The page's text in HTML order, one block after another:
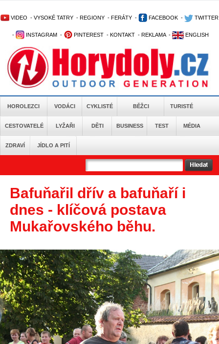
VIDEO - VYSOKÉ TATRY - REGIONY - FERÁTY - FACEBOOK - TWITTER
- INSTAGRAM - PINTEREST - KONTAKT - REKLAMA - ENGLISH
HOROLEZCI VODÁCI CYKLISTÉ BĚŽCI TURISTÉ
CESTOVATELÉ LYŽAŘI DĚTI BUSINESS TEST MÉDIA
ZDRAVÍ JÍDLO A PITÍ
Bafuňařil dřív a bafuňaří i
dnes - klíčová postava
Mukařovského běhu.